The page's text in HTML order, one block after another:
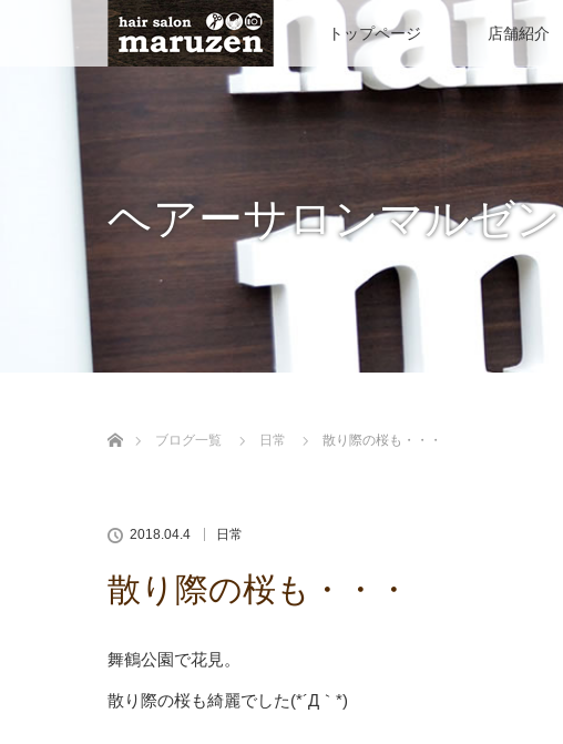
トップページ 店舗紹介
ヘアーサロンマルゼ
ブログ一覧
日常 散り際の桜も・・・
2018.04.4 日常
散り際の桜も・・・
舞鶴公園で花見。
散り際の桜も綺麗でした(*´Д｀*)